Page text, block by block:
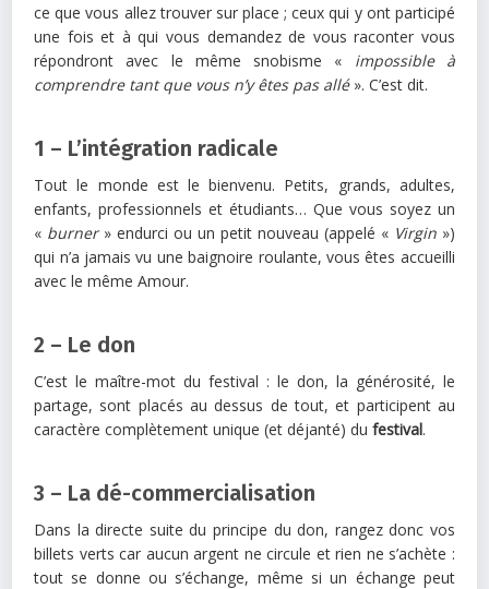
ce que vous allez trouver sur place ; ceux qui y ont participé
une fois et à qui vous demandez de vous raconter vous
répondront avec le même snobisme « impossible à
comprendre tant que vous n’y êtes pas allé». C’est dit.
1 – L’intégration radicale
Tout le monde est le bienvenu. Petits, grands, adultes,
enfants, professionnels et étudiants… Que vous soyez un
« burner» endurci ou un petit nouveau (appelé « Virgin»)
qui n’a jamais vu une baignoire roulante, vous êtes accueilli
avec le même Amour.
2 – Le don
C’est le maître-mot du festival : le don, la générosité, le
partage, sont placés au dessus de tout, et participent au
caractère complètement unique (et déjanté) dufestival.
3 – La dé-commercialisation
Dans la directe suite du principe du don, rangez donc vos
billets verts car aucun argent ne circule et rien ne s’achète :
tout se donne ou s’échange, même si un échange peut